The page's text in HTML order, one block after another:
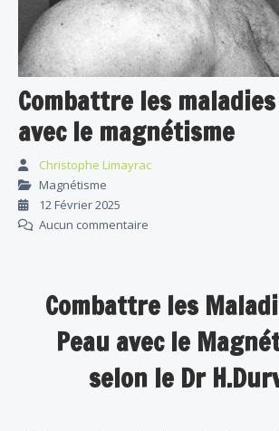
Combattre les
avec le magnétisme
Christophe Limayrac
Magnétisme
12 Février 2025
Aucun commentaire
Combattre les
Peau avec le
selon le Dr